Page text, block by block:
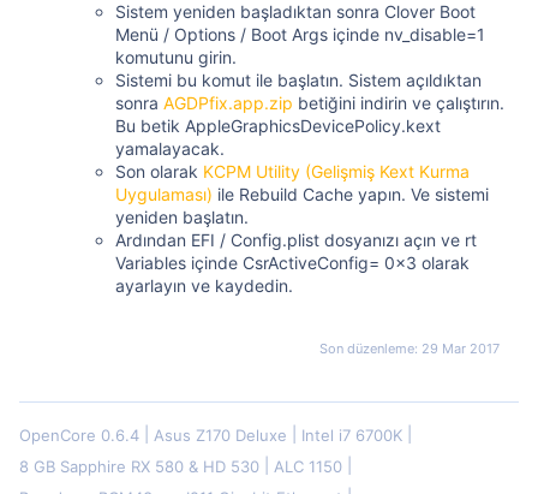
Sistem yeniden başladıktan sonra Clover Boot
Menü / Options / Boot Args içinde nv_disable=1
komutunu girin.
Sistemi bu komut ile başlatın. Sistem açıldıktan
sonra AGDPfix.app.zip betiğini indirin ve çalıştırın.
Bu betik AppleGraphicsDevicePolicy.kext
yamalayacak.
Son olarak KCPM Utility (Gelişmiş Kext Kurma
Uygulaması) ile Rebuild Cache yapın. Ve sistemi
yeniden başlatın.
Ardından EFI / Config.plist dosyanızı açın ve rt
Variables içinde CsrActiveConfig= 0x3 olarak
ayarlayın ve kaydedin.
Son düzenleme: 29 Mar 2017
OpenCore 0.6.4 Asus Z170 Deluxe
Intel i7 6700K
8 GB Sapphire RX 580 & HD 530
ALC 1150